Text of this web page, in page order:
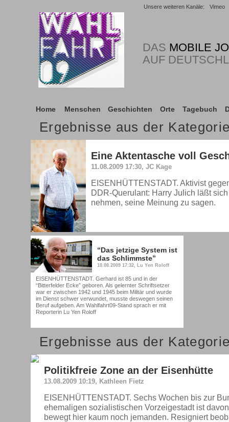
Unsere weiteren Kanäle: Vimeo
DAS MOBILE
AUF
Home Menschen Geschichten Orte Tagebuch
Ergebnisse aus der
Eine Aktentasche voll
11.08.2009 17:30, JC Kage
EISENHÜTTENSTADT. Aktivist
DDR-Querulant: Harry Julich läßt
nehmen, seine Meinung zu sagen.
“Das jetzige System ist
das Schlimmste”
10.08.2009 17:32, Lu Yen Roloff
EISENHÜTTENSTADT. Gerhard ist 85 und in der
“Bitterfelder Ecke” geboren. Als gelernter Schriftsetzer
war er zwischen 1942 und 1945 beim Militär und wurde
im Dienst schwer verwundet, musste deswegen seinen
Beruf aufgeben. Am Wahlfahrt09-Stand sprach er mit
Reporterin Lu Yen Roloff
Ergebnisse aus der
Politikfreie Zone an der Eisenhütte
13.08.2009 10:19, Kathleen Fietz
EISENHÜTTENSTADT. Sechs Wochen bis zur
ehemaligen sozialistischen Vorzeigestadt ist
bewegt hier kaum noch jemanden. Resigniert